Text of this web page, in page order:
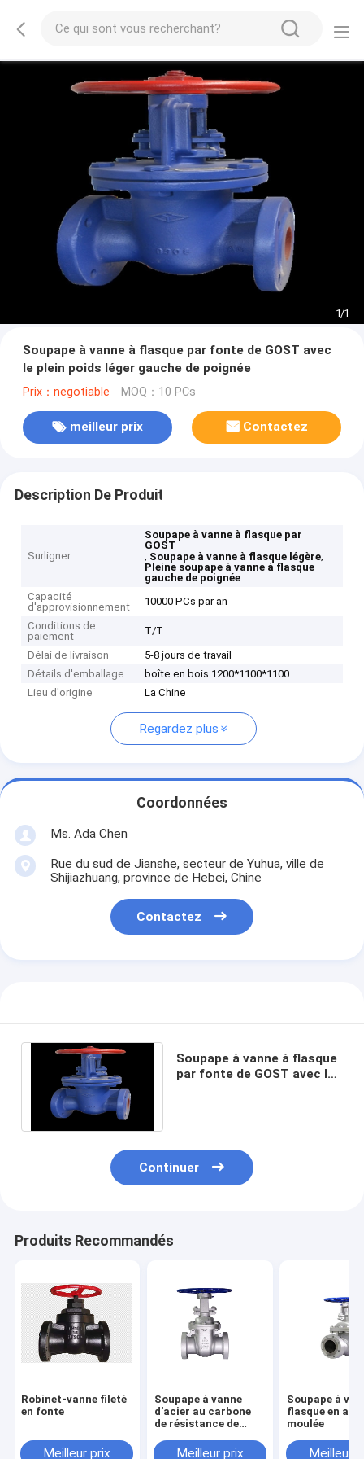
1/1
Soupape à vanne à flasque par fonte de GOST avec
le plein poids léger gauche de poignée
Prix：negotiable MOQ：10 PCs
meilleur prix Contactez
Description De Produit
Surligner
Soupape à vanne à flasque par
GOST
, Soupape à vanne à flasque légère,
Pleine soupape à vanne à flasque
gauche de poignée
Capacité
d'approvisionnement
10000 PCs par an
Conditions de
paiement
T/T
Délai de livraison
5-8 jours de travail
Détails d'emballage
boîte en bois 1200*1100*1100
Lieu d'origine
La Chine
Regardez plus
Coordonnées
Ms. Ada Chen
Rue du sud de Jianshe, secteur de Yuhua, ville de
Shijiazhuang, province de Hebei, Chine
Contactez
Soupape à vanne à flasque
par fonte de GOST avec le
Continuer
Produits Recommandés
Robinet-vanne fileté
en fonte
Meilleur prix
Soupape à vanne
d'acier au carbone
de résistance de
Meilleur prix
Soupape à
flasque en
moulée
Meilleur